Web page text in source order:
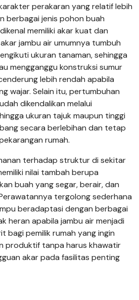
perakaran yang relatif lebih
berbagai jenis pohon buah
memiliki akar kuat dan
jambu air umumnya tumbuh
ukuran tanaman, sehingga
mengganggu konstruksi sumur
lebih rendah apabila
wajar. Selain itu, pertumbuhan
dikendalikan melalui
ukuran tajuk maupun tinggi
secara berlebihan dan tetap
rumah.
terhadap struktur di sekitar
nilai tambah berupa
buah yang segar, berair, dan
tergolong sederhana
beradaptasi dengan berbagai
heran apabila jambu air menjadi
bagi pemilik rumah yang ingin
produktif tanpa harus khawatir
akar pada fasilitas penting